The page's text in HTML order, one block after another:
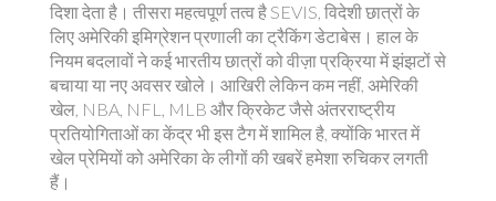
दिशा देता है। तीसरा महत्वपूर्ण तत्व है SEVIS, विदेशी छात्रों के
लिए अमेरिकी इमिग्रेशन प्रणाली का ट्रैकिंग डेटाबेस । हाल के
नियम बदलावों ने कई भारतीय छात्रों को वीज़ा प्रक्रिया में झंझटों से
बचाया या नए अवसर खोले। आखिरी लेकिन कम नहीं, अमेरिकी
खेल, NBA, NFL, MLB और क्रिकेट जैसे अंतरराष्ट्रीय
प्रतियोगिताओं का केंद्रभी इस टैग में शामिल है, क्योंकि भारत में
खेल प्रेमियों को अमेरिका के लीगों की खबरें हमेशा रुचिकर लगती
हैं।